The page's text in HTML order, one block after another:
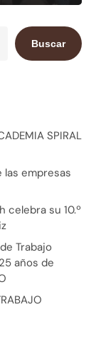
Buscar
SPIRAL
las empresas
celebra su 10.º
Trabajo
años de